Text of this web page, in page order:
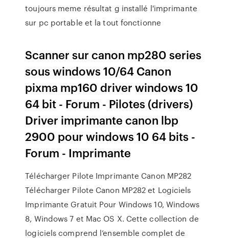
toujours meme résultat g installé l'imprimante
sur pc portable et la tout fonctionne
Scanner sur canon mp280 series
sous windows 10/64 Canon
pixma mp160 driver windows 10
64 bit - Forum - Pilotes (drivers)
Driver imprimante canon lbp
2900 pour windows 10 64 bits -
Forum - Imprimante
Télécharger Pilote Imprimante Canon MP282
Télécharger Pilote Canon MP282 et Logiciels
Imprimante Gratuit Pour Windows 10, Windows
8, Windows 7 et Mac OS X. Cette collection de
logiciels comprend l’ensemble complet de